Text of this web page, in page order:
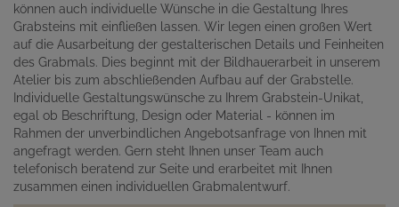
können auch individuelle Wünsche in die Gestaltung Ihres
Grabsteins mit einfließen lassen. Wir legen einen großen Wert
auf die Ausarbeitung der gestalterischen Details und Feinheiten
des Grabmals. Dies beginnt mit der Bildhauerarbeit in unserem
Atelier bis zum abschließenden Aufbau auf der Grabstelle.
Individuelle Gestaltungswünsche zu Ihrem Grabstein-Unikat,
egal ob Beschriftung, Design oder Material - können im
Rahmen der unverbindlichen Angebotsanfrage von Ihnen mit
angefragt werden. Gern steht Ihnen unser Team auch
telefonisch beratend zur Seite und erarbeitet mit Ihnen
zusammen einen individuellen Grabmalentwurf.